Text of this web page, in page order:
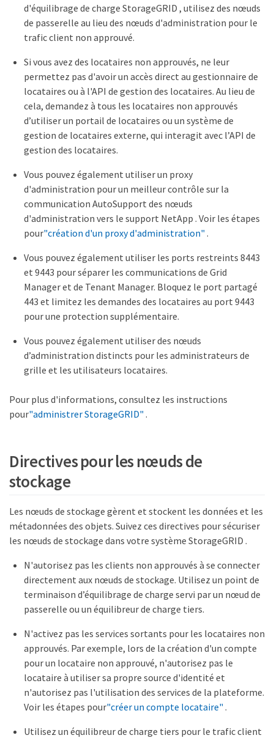
d'équilibrage de charge StorageGRID , utilisez des nœuds
de passerelle au lieu des nœuds d'administration pour le
trafic client non approuvé.
Si vous avez des locataires non approuvés, ne leur
permettez pas d'avoir un accès direct au gestionnaire de
locataires ou à l'API de gestion des locataires. Au lieu de
cela, demandez à tous les locataires non approuvés
d’utiliser un portail de locataires ou un système de
gestion de locataires externe, qui interagit avec l’API de
gestion des locataires.
Vous pouvez également utiliser un proxy
d'administration pour un meilleur contrôle sur la
communication AutoSupport des nœuds
d'administration vers le support NetApp . Voir les étapes
pour"création d'un proxy d'administration" .
Vous pouvez également utiliser les ports restreints 8443
et 9443 pour séparer les communications de Grid
Manager et de Tenant Manager. Bloquez le port partagé
443 et limitez les demandes des locataires au port 9443
pour une protection supplémentaire.
Vous pouvez également utiliser des nœuds
d’administration distincts pour les administrateurs de
grille et les utilisateurs locataires.
Pour plus d'informations, consultez les instructions
pour"administrer StorageGRID" .
Directives pour les nœuds de
stockage
Les nœuds de stockage gèrent et stockent les données et les
métadonnées des objets. Suivez ces directives pour sécuriser
les nœuds de stockage dans votre système StorageGRID .
N'autorisez pas les clients non approuvés à se connecter
directement aux nœuds de stockage. Utilisez un point de
terminaison d’équilibrage de charge servi par un nœud de
passerelle ou un équilibreur de charge tiers.
N'activez pas les services sortants pour les locataires non
approuvés. Par exemple, lors de la création d'un compte
pour un locataire non approuvé, n'autorisez pas le
locataire à utiliser sa propre source d'identité et
n'autorisez pas l'utilisation des services de la plateforme.
Voir les étapes pour"créer un compte locataire" .
Utilisez un équilibreur de charge tiers pour le trafic client